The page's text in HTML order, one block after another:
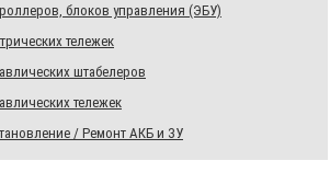
блоков управления (ЭБУ)
тележек
штабелеров
тележек
/ Ремонт АКБ и ЗУ